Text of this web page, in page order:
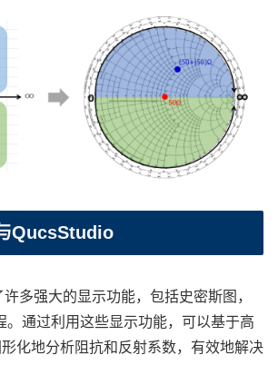
QucsStudio
多强大的显示功能，包括史密斯图，
。通过利用这些显示功能，可以基于高
化地分析阻抗和反射系数，有效地解决